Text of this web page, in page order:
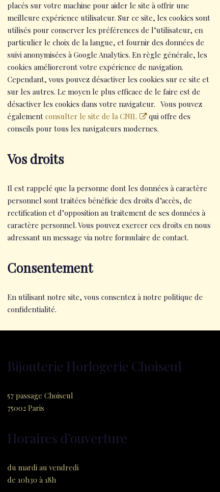
placés sur votre machine pour aider le site à offrir une
meilleure expérience utilisateur. Sur ce site, les cookies sont
utilisés pour conserver les préférences de l’utilisateur, en
particulier le choix de la langue, et fournir des données de
suivi anonymisées à Google Analytics. En règle générale, les
cookies amélioreront votre expérience de navigation.
Cependant, vous pouvez désactiver les cookies sur ce site et
sur les autres. Le moyen le plus efficace de le faire est de
désactiver les cookies dans votre navigateur. Vous pouvez
également consulter le site de la CNIL
qui offre des
conseils pour tous les navigateurs modernes.
Vos droits
Il est rappelé que la personne dont les données à caractère
personnel sont traitées bénéficie des droits d’accès, de
rectification et d’opposition au traitement de ses données à
caractère personnel. Vous pouvez exercer ces droits en nous
adressant un message via notre formulaire de contact.
Consentement
En utilisant notre site, vous consentez à notre politique de
confidentialité.
Bijouterie Horlogerie Choiseul
57 passage Choiseul
75002 Paris
Horaires d’ouverture
du mardi au vendredi
de 10h30 à 18h